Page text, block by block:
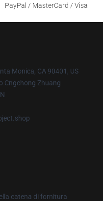
PayPal / MasterCard / Visa
Monica, CA 90401, US
Cngchong Zhuang
catena di fornitura